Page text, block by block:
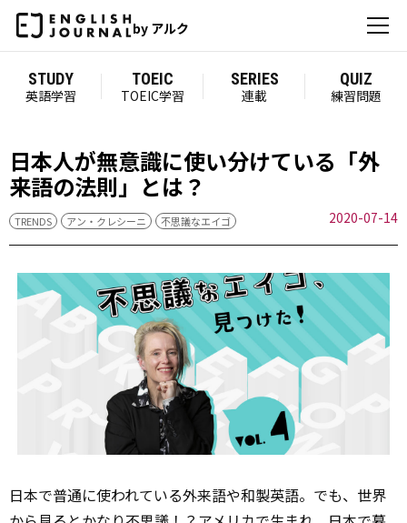
by アルク
STUDY
英語学習
TOEIC
TOEIC学習
SERIES
連載
QUIZ
練習問題
日本人が無意識に使い分けている「外
来語の法則」とは？
TRENDS アン・クレシーニ 不思議なエイゴ 2020-07-14
日本で普通に使われている外来語や和製英語。でも、世界